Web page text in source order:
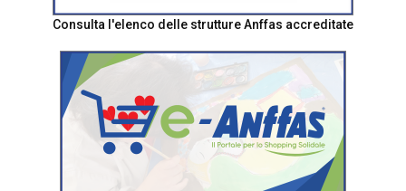
Consulta l'elenco delle strutture Anffas accreditate